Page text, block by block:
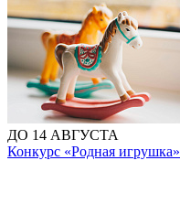
ДО 14 АВГУСТА
Конкурс «Родная игрушка»